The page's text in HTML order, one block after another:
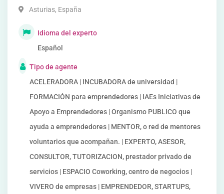
Asturias, España
Idioma del experto
Español
Tipo de agente
ACELERADORA | INCUBADORA de universidad |
FORMACIÓN para emprendedores | IAEs Iniciativas de
Apoyo a Emprendedores | Organismo PUBLICO que
ayuda a emprendedores | MENTOR, o red de mentores
voluntarios que acompañan. | EXPERTO, ASESOR,
CONSULTOR, TUTORIZACION, prestador privado de
servicios | ESPACIO Coworking, centro de negocios |
VIVERO de empresas | EMPRENDEDOR, STARTUPS,